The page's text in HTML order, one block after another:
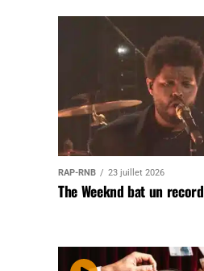
RAP-RNB 23 juillet 2026
The Weeknd bat un